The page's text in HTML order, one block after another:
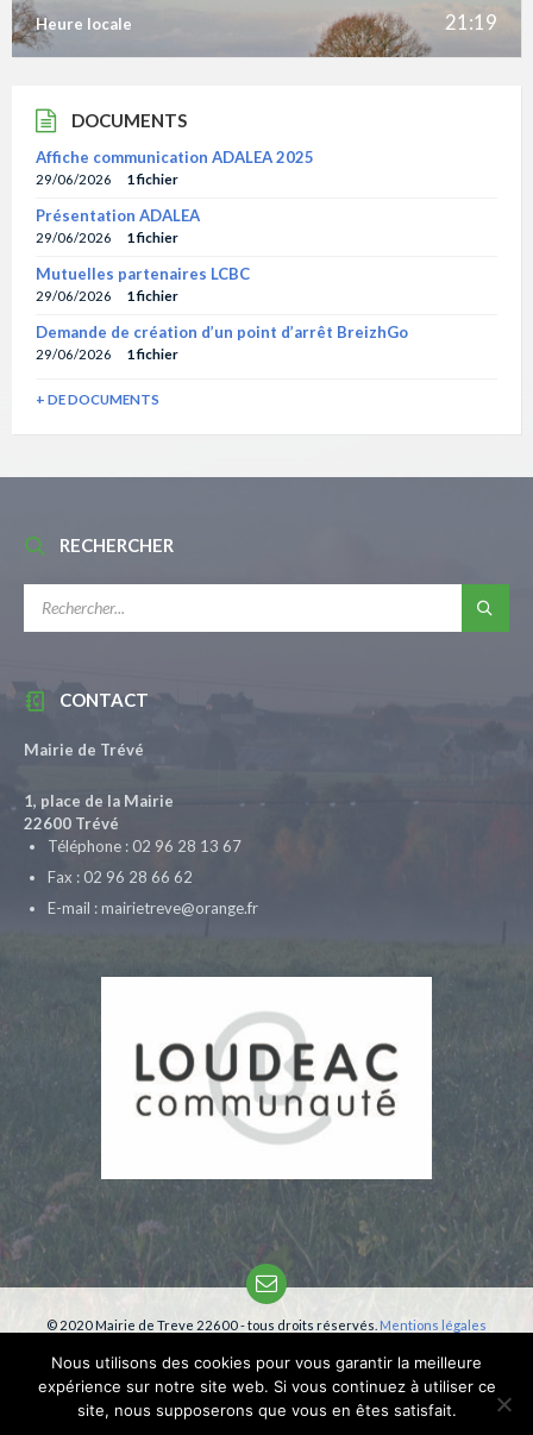
Heure locale 21:19
DOCUMENTS
Affiche communication ADALEA 2025
29/06/2026 1 fichier
Présentation ADALEA
29/06/2026 1 fichier
Mutuelles partenaires LCBC
29/06/2026 1 fichier
Demande de création d’un point d’arrêt BreizhGo
29/06/2026 1 fichier
+ DE DOCUMENTS
RECHERCHER
CONTACT
Mairie de Trévé
1, place de la Mairie
22600 Trévé
Téléphone : 02 96 28 13 67
Fax : 02 96 28 66 62
E-mail : mairietreve@orange.fr
Email
© 2020 Mairie de Treve 22600 - tous droits réservés. Mentions légales
Nous utilisons des cookies pour vous garantir la meilleure
expérience sur notre site web. Si vous continuez à utiliser ce
site, nous supposerons que vous en êtes satisfait.